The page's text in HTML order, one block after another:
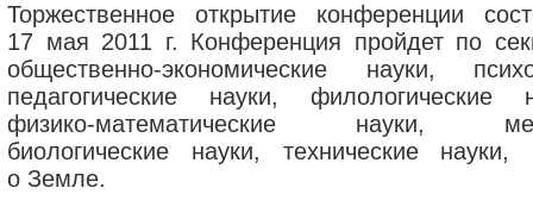
Торжественное открытие конференции
17 мая 2011 г. Конференция пройдет по
общественно-экономические науки,
педагогические науки, филологические
физико-математические науки,
биологические науки, технические науки,
о Земле.